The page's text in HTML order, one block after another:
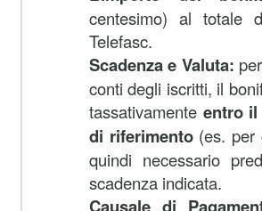
centesimo) al totale
Telefasc.
Scadenza e Valuta:
conti degli iscritti, il
tassativamente entro il
di riferimento(es. per
quindi necessario
scadenza indicata.
Causale di